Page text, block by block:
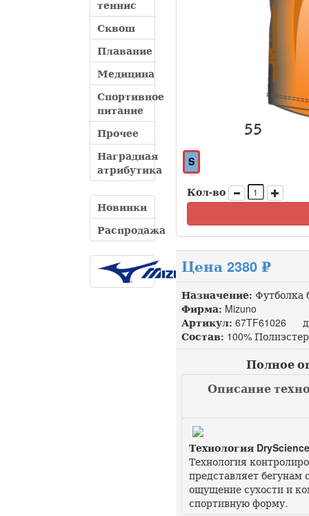
теннис
Сквош
Плавание
Медицина
Спортивное
питание
Прочее
Наградная
атрибутика
Новинки
Распродажа
S
Кол-во
Цена 2380 ₽
Назначение: Футболка
Фирма: Mizuno
Артикул: 67TF61026
Состав: 100% Полиэстер
Полное
Описание
Технология DryScience
Технология
представляет
ощущение сухости и
спортивную форму.